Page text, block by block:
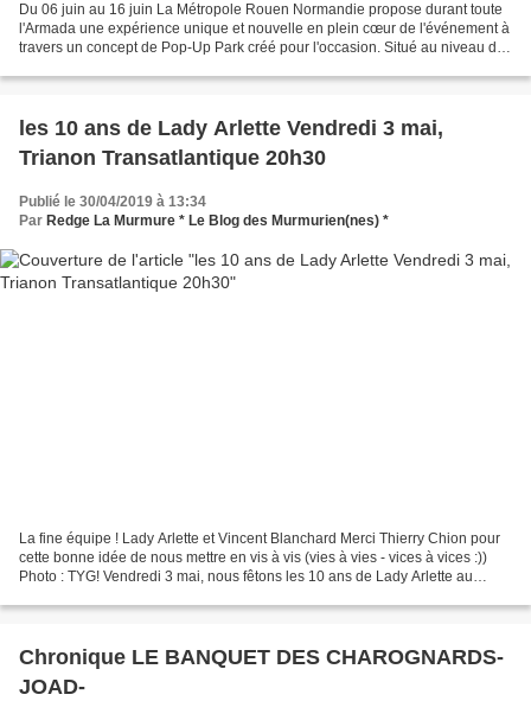
Du 06 juin au 16 juin La Métropole Rouen Normandie propose durant toute
l'Armada une expérience unique et nouvelle en plein cœur de l'événement à
travers un concept de Pop-Up Park créé pour l'occasion. Situé au niveau du
les 10 ans de Lady Arlette Vendredi 3 mai,
Trianon Transatlantique 20h30
Publié le 30/04/2019 à 13:34
Par Redge La Murmure * Le Blog des Murmurien(nes) *
La fine équipe ! Lady Arlette et Vincent Blanchard Merci Thierry Chion pour
cette bonne idée de nous mettre en vis à vis (vies à vies - vices à vices :))
Photo : TYG! Vendredi 3 mai, nous fêtons les 10 ans de Lady Arlette au
Chronique LE BANQUET DES CHAROGNARDS-
JOAD-